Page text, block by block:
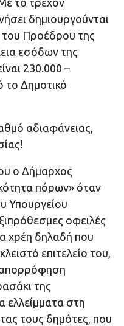
δημιουργούνται
του Προέδρου της
εσόδων της
230.000 –
το Δημοτικό
αδιαφάνειας,
ο Δήμαρχος
πόρων» όταν
Υπουργείου
οφειλές
χρέη δηλαδή που
επιτελείο του,
της
ελλείμματα στη
τους δημότες, που